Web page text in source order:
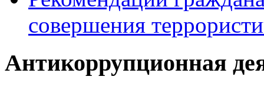
совершения
Антикоррупционная